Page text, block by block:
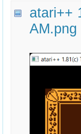
atari++
AM.png